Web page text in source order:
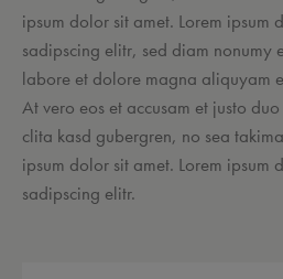
ipsum dolor sit amet. Lorem ipsum
sadipscing elitr, sed diam nonumy
labore et dolore magna aliquyam
At vero eos et accusam et justo
clita kasd gubergren, no sea
ipsum dolor sit amet. Lorem ipsum
sadipscing elitr.